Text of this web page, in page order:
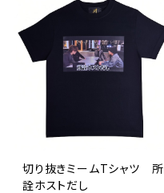
切り抜きミームTシャツ 所
詮ホストだし